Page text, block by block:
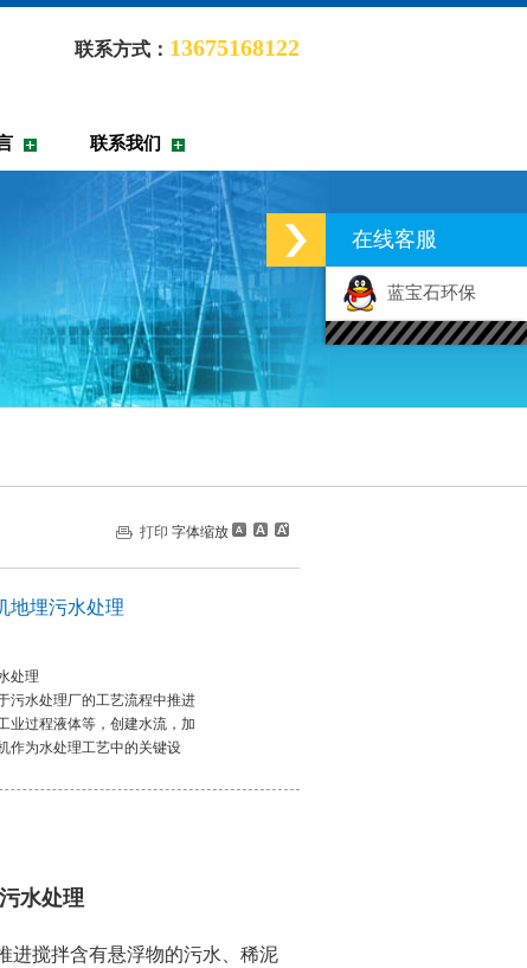
联系方式： 13675168122
联系我们
打印 字体缩放
地埋污水处理
处理
污水处理厂的工艺流程中推进
业过程液体等，创建水流，加
作为水处理工艺中的关键设
水处理
进搅拌含有悬浮物的污水、稀泥
在线客服
蓝宝石环保